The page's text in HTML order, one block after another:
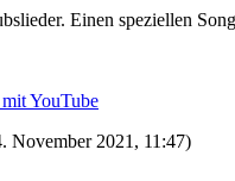
Einen speziellen
YouTube
November 2021, 11:47)